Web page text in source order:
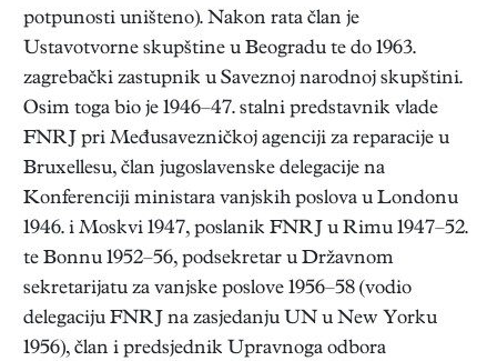
potpunosti uništeno). Nakon rata član je
Ustavotvorne skupštine u Beogradu te do 1963.
zagrebački zastupnik u Saveznoj narodnoj skupštini.
Osim toga bio je 1946–47. stalni predstavnik vlade
FNRJ pri Međusavezničkoj agenciji za reparacije u
Bruxellesu, član jugoslavenske delegacije na
Konferenciji ministara vanjskih poslova u Londonu
1946. i Moskvi 1947, poslanik FNRJ u Rimu 1947–52.
te Bonnu 1952–56, podsekretar u Državnom
sekretarijatu za vanjske poslove 1956–58 (vodio
delegaciju FNRJ na zasjedanju UN u New Yorku
1956), član i predsjednik Upravnoga odbora